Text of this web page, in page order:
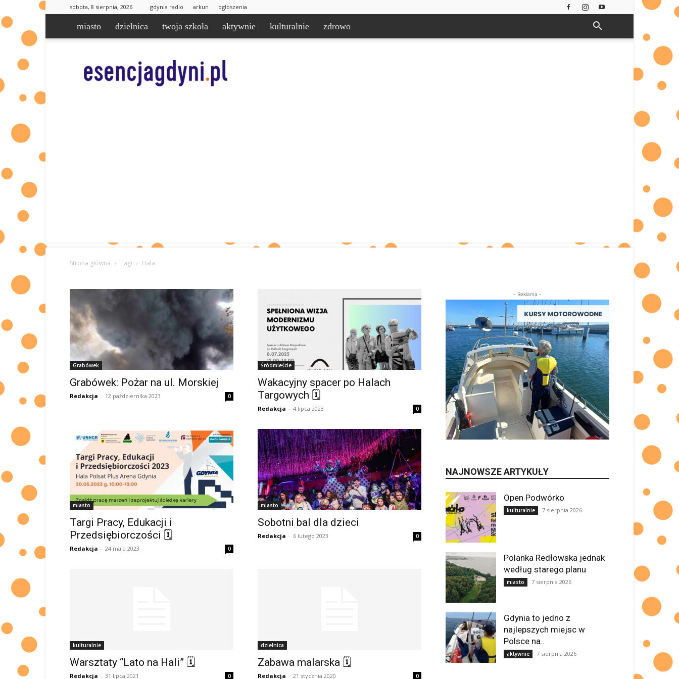
sobota, 8 sierpnia, 2026 gdynia radio arkun ogłoszenia
miasto dzielnica twoja szkoła aktywnie kulturalnie zdrowo
|
informacje
Strona główna Tagi Hala
Grabówek
Grabówek: Pożar na ul. Morskiej
Redakcja - 12 października 2023 0
Śródmieście
Wakacyjny spacer po Halach
Targowych 🗓
Redakcja - 4 lipca 2023 0
miasto
Targi Pracy, Edukacji i
Przedsiębiorczości 🗓
Redakcja - 24 maja 2023 0
miasto
Sobotni bal dla dzieci
Redakcja - 6 lutego 2023 0
kulturalnie
Warsztaty “Lato na Hali” 🗓
Redakcja - 31 lipca 2021 0
dzielnica
Zabawa malarska 🗓
Redakcja - 21 stycznia 2020 0
- Reklama -
NAJNOWSZE ARTYKUŁY
Open Podwórko
kulturalnie 7 sierpnia 2026
Polanka Redłowska jednak
według starego planu
miasto 7 sierpnia 2026
Gdynia to jedno z
najlepszych miejsc w
Polsce na..
aktywnie 7 sierpnia 2026